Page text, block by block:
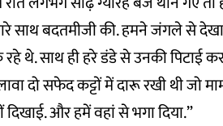
साथ बदतमीजी की. हमने जंगले से देखा
रहे थे. साथ ही हरे डंडे से उनकी पिटाई
दो सफेद कट्टों में दारू रखी थी जो
और हमें वहां से भगा दिया.”